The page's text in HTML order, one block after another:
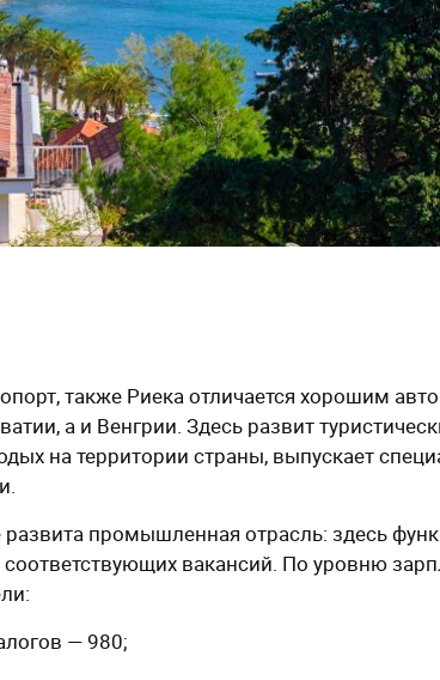
также Риека отличается хорошим
а и Венгрии. Здесь развит
на территории страны, выпускает
промышленная отрасль: здесь
вакансий. По уровню
— 980;